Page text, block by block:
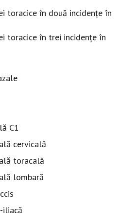
toracice în două incidențe în
toracice în trei incidențe în
C1
cervicală
toracală
lombară
iliacă